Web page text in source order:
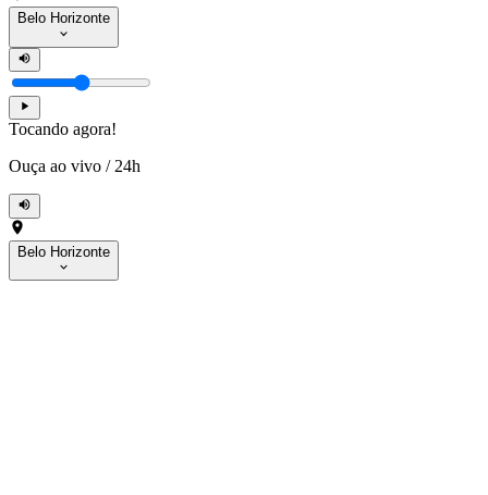
Belo Horizonte
Tocando agora!
Ouça ao vivo / 24h
Belo Horizonte